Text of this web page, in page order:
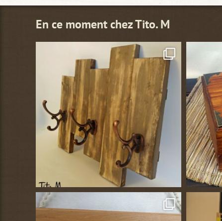
En ce moment chez Tito. M